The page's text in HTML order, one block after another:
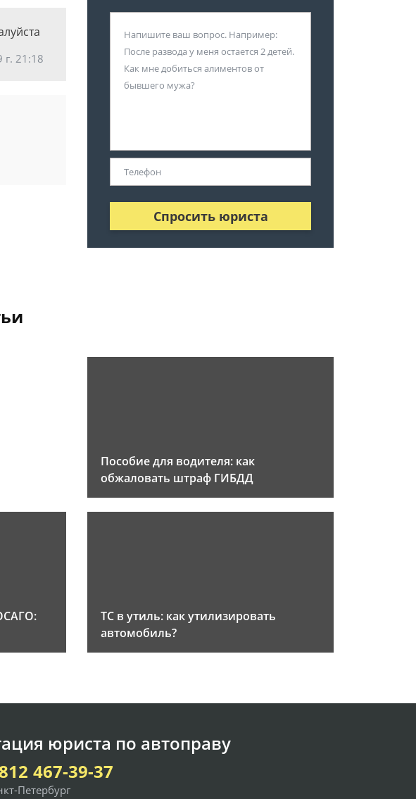
г. 21:18
Спросить юриста
Пособие для водителя: как
обжаловать штраф ГИБДД
ТС в утиль: как утилизировать
автомобиль?
юриста по автоправу
467-39-37
Петербург